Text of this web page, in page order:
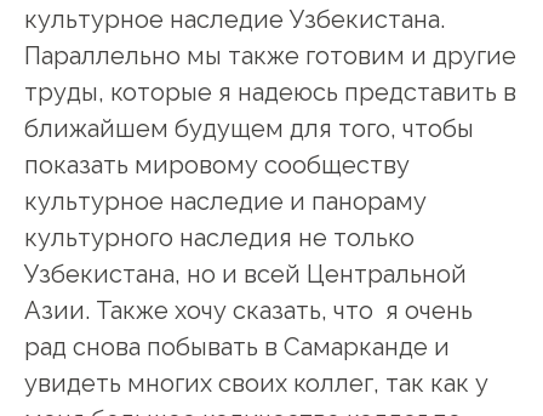
культурное наследие Узбекистана.
Параллельно мы также готовим и другие
труды, которые я надеюсь представить в
ближайшем будущем для того, чтобы
показать мировому сообществу
культурное наследие и панораму
культурного наследия не только
Узбекистана, но и всей Центральной
Азии. Также хочу сказать, что я очень
рад снова побывать в Самарканде и
увидеть многих своих коллег, так как у